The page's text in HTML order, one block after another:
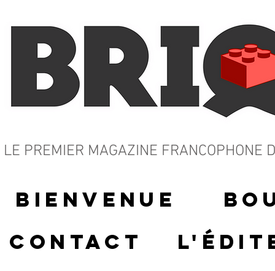
LE PREMIER MAGAZINE FRANCOPHONE
Bienvenue
Contact